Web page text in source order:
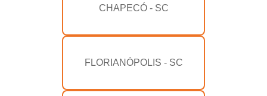
CHAPECÓ - SC
FLORIANÓPOLIS - SC